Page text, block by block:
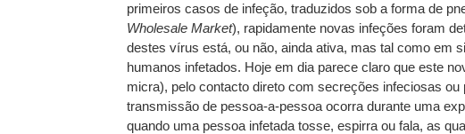
primeiros casos de infeção, traduzidos sob a forma de
Wholesale Market), rapidamente novas infeções foram
destes vírus está, ou não, ainda ativa, mas tal como em
humanos infetados. Hoje em dia parece claro que este
micra), pelo contacto direto com secreções infeciosas
transmissão de pessoa-a-pessoa ocorra durante uma
quando uma pessoa infetada tosse, espirra ou fala, as